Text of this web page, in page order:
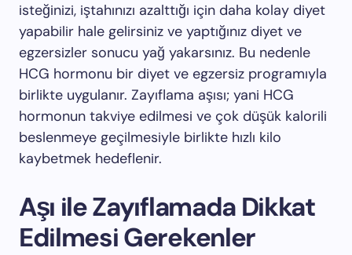
isteğinizi, iştahınızı azalttığı için daha kolay diyet
yapabilir hale gelirsiniz ve yaptığınız diyet ve
egzersizler sonucu yağ yakarsınız. Bu nedenle
HCG hormonu bir diyet ve egzersiz programıyla
birlikte uygulanır. Zayıflama aşısı; yani HCG
hormonun takviye edilmesi ve çok düşük kalorili
beslenmeye geçilmesiyle birlikte hızlı kilo
kaybetmek hedeflenir.
Aşı ile Zayıflamada Dikkat
Edilmesi Gerekenler